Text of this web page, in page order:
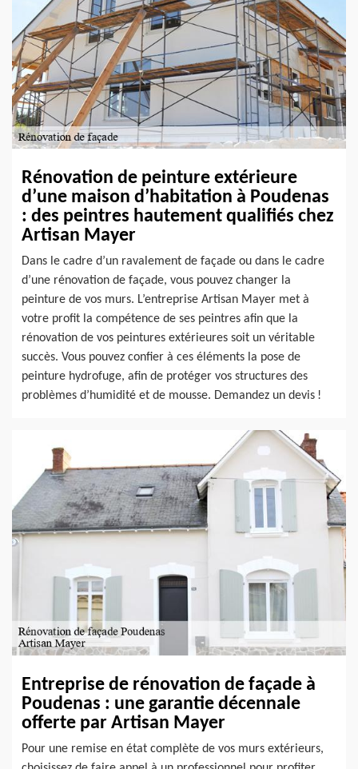
Rénovation de peinture extérieure
d’une maison d’habitation à Poudenas
: des peintres hautement qualifiés chez
Artisan Mayer
Dans le cadre d’un ravalement de façade ou dans le cadre
d’une rénovation de façade, vous pouvez changer la
peinture de vos murs. L’entreprise Artisan Mayer met à
votre profit la compétence de ses peintres afin que la
rénovation de vos peintures extérieures soit un véritable
succès. Vous pouvez confier à ces éléments la pose de
peinture hydrofuge, afin de protéger vos structures des
problèmes d’humidité et de mousse. Demandez un devis !
Entreprise de rénovation de façade à
Poudenas : une garantie décennale
offerte par Artisan Mayer
Pour une remise en état complète de vos murs extérieurs,